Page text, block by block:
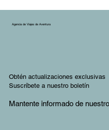
Agencia de Viajes de Aventura
Obtén actualizaciones exclusivas
Suscríbete a nuestro boletín
Mantente informado de